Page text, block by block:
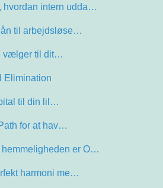
hvordan intern udda…
til arbejdsløse…
vælger til dit…
Elimination
til din lil…
for at hav…
er O…
harmoni me…